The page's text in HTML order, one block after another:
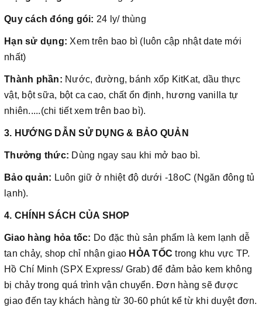
Quy cách đóng gói: 24 ly/ thùng
Hạn sử dụng: Xem trên bao bì (luôn cập nhật date mới
nhất)
Thành phần: Nước, đường, bánh xốp KitKat, dầu thực
vật, bột sữa, bột ca cao, chất ổn định, hương vanilla tự
nhiên.....(chi tiết xem trên bao bì).
3. HƯỚNG DẪN SỬ DỤNG & BẢO QUẢN
Thưởng thức: Dùng ngay sau khi mở bao bì.
Bảo quản: Luôn giữ ở nhiệt độ dưới -18oC (Ngăn đông tủ
lạnh).
4. CHÍNH SÁCH CỦA SHOP
Giao hàng hỏa tốc: Do đặc thù sản phẩm là kem lạnh dễ
tan chảy, shop chỉ nhận giao HỎA TỐCtrong khu vực TP.
Hồ Chí Minh (SPX Express/ Grab) để đảm bảo kem không
bị chảy trong quá trình vận chuyển. Đơn hàng sẽ được
giao đến tay khách hàng từ 30-60 phút kể từ khi duyệt đơn.